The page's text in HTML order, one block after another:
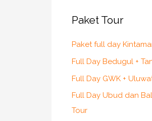
Paket Tour
Paket full day
Full Day Bedugul +
Full Day GWK +
Full Day Ubud dan
Tour